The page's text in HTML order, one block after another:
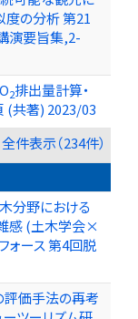
度の分析 第21
演要旨集,2-
2排出量計算・
(共著) 2023/03
全件表示（234件）
分野における
感 (土木学会×
ォース 第4回脱
評価手法の再考